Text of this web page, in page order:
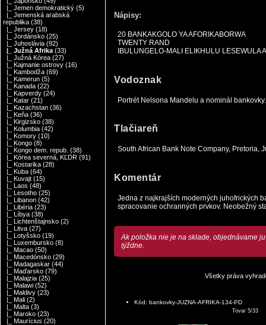
|_ Jemen demokratický (5)
|_ Jemenská arabská
republika (38)
|_ Jersey (18)
|_ Jordánsko (25)
|_ Juhoslávia (92)
|_ Južná Afrika (33)
|_ Južná Kórea (27)
|_ Kajmanie ostrovy (16)
|_ Kambodža (69)
|_ Kamerun (5)
|_ Kanada (22)
|_ Kapverdy (24)
|_ Katar (21)
|_ Kazachstan (36)
|_ Keňa (36)
|_ Kirgizsko (38)
|_ Kolumbia (42)
|_ Komory (10)
|_ Kongo (8)
|_ Kongo dem. repub. (38)
|_ Kórea severná, KĽDR (91)
|_ Kostarika (28)
|_ Kuba (64)
|_ Kuvajt (15)
|_ Laos (48)
|_ Lesotho (25)
|_ Libanon (42)
|_ Libéria (23)
|_ Líbya (38)
|_ Lichtenštajnsko (2)
|_ Litva (27)
|_ Lotyšsko (19)
|_ Luxembursko (8)
|_ Macao (50)
|_ Macedónsko (29)
|_ Madagaskar (44)
|_ Maďarsko (79)
|_ Malajzia (25)
|_ Malawi (52)
|_ Maldivy (23)
|_ Mali (2)
|_ Malta (3)
|_ Maroko (23)
|_ Maurícius (20)
Nápisy:
20 BANKAKGOLO YA AFORIKABORWA
TWENTY RAND
IBULUNGELO-MALI ELIKHULU LESEWULA
Vodoznak
Portrét Nelsona Mandelu a nominál bankovky.
Tlačiareň
South African Bank Note Company, Pretoria,
Komentár
Jedna z najkrajších moderných juhofrických
spracovanie ochranných prvkov. Neobežný
Ak položka nie je na sklade, objednávame
týždne.
Všetky práva
Kód: bankovky-JUZNA-AFRIKA-134-PD
Tovar 5/33